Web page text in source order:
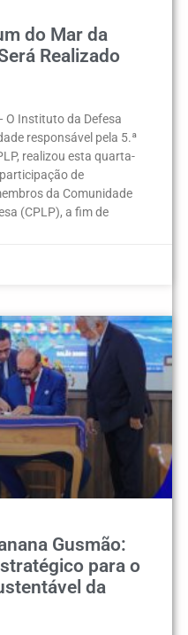
do Mar da
Realizado
O Instituto da Defesa
responsável pela 5.ª
realizou esta quarta-
de
da Comunidade
(CPLP), a fim de
Gusmão:
para o
da